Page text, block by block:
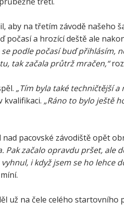
aby na třetím závodě našeho
počasí a hrozící deště ale
podle počasí buď přihlásím,
tak začala průtrž mračen,“
„Tím byla také techničtější
kvalifikaci. „Ráno to bylo ještě
pacovské závodiště opět
Pak začalo opravdu pršet, ale
i když jsem se ho lehce
už na čele celého